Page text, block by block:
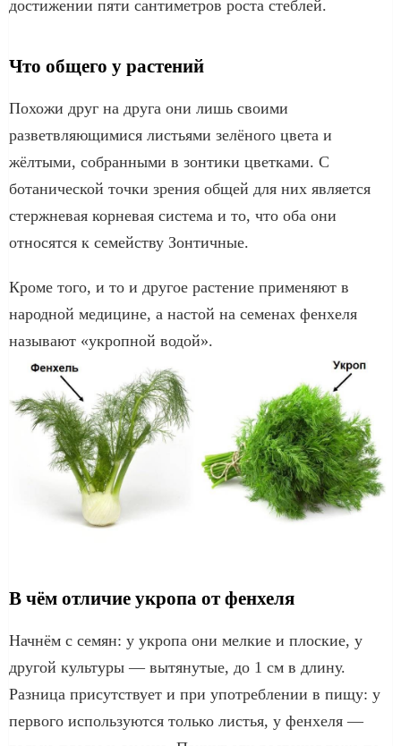
достижении пяти сантиметров роста стеблей.
Что общего у растений
Похожи друг на друга они лишь своими
разветвляющимися листьями зелёного цвета и
жёлтыми, собранными в зонтики цветками. С
ботанической точки зрения общей для них является
стержневая корневая система и то, что оба они
относятся к семейству Зонтичные.
Кроме того, и то и другое растение применяют в
народной медицине, а настой на семенах фенхеля
называют «укропной водой».
В чём отличие укропа от фенхеля
Начнём с семян: у укропа они мелкие и плоские, у
другой культуры — вытянутые, до 1 см в длину.
Разница присутствует и при употреблении в пищу: у
первого используются только листья, у фенхеля —